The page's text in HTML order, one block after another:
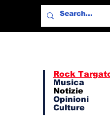
Rock
Musica
Notizie
Opinioni
Culture